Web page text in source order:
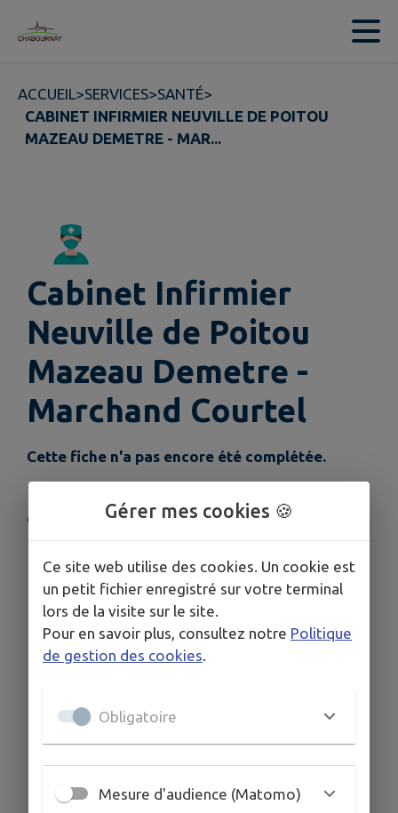
Contenu
ACCUEIL>SERVICES>SANTÉ>
CABINET INFIRMIER NEUVILLE DE POITOU
MAZEAU DEMETRE - MAR...
Cabinet Infirmier
Neuville de Poitou
Mazeau Demetre -
Marchand Courtel
Cette fiche n'a pas encore été complétée.
COORDONNÉES
09 86 14 81 61
Gérer mes cookies 🍪
Ce site web utilise des cookies. Un cookie est
un petit fichier enregistré sur votre terminal
lors de la visite sur le site.
Pour en savoir plus, consultez notre Politique
de gestion des cookies.
Obligatoire
Mesure d'audience (Matomo)